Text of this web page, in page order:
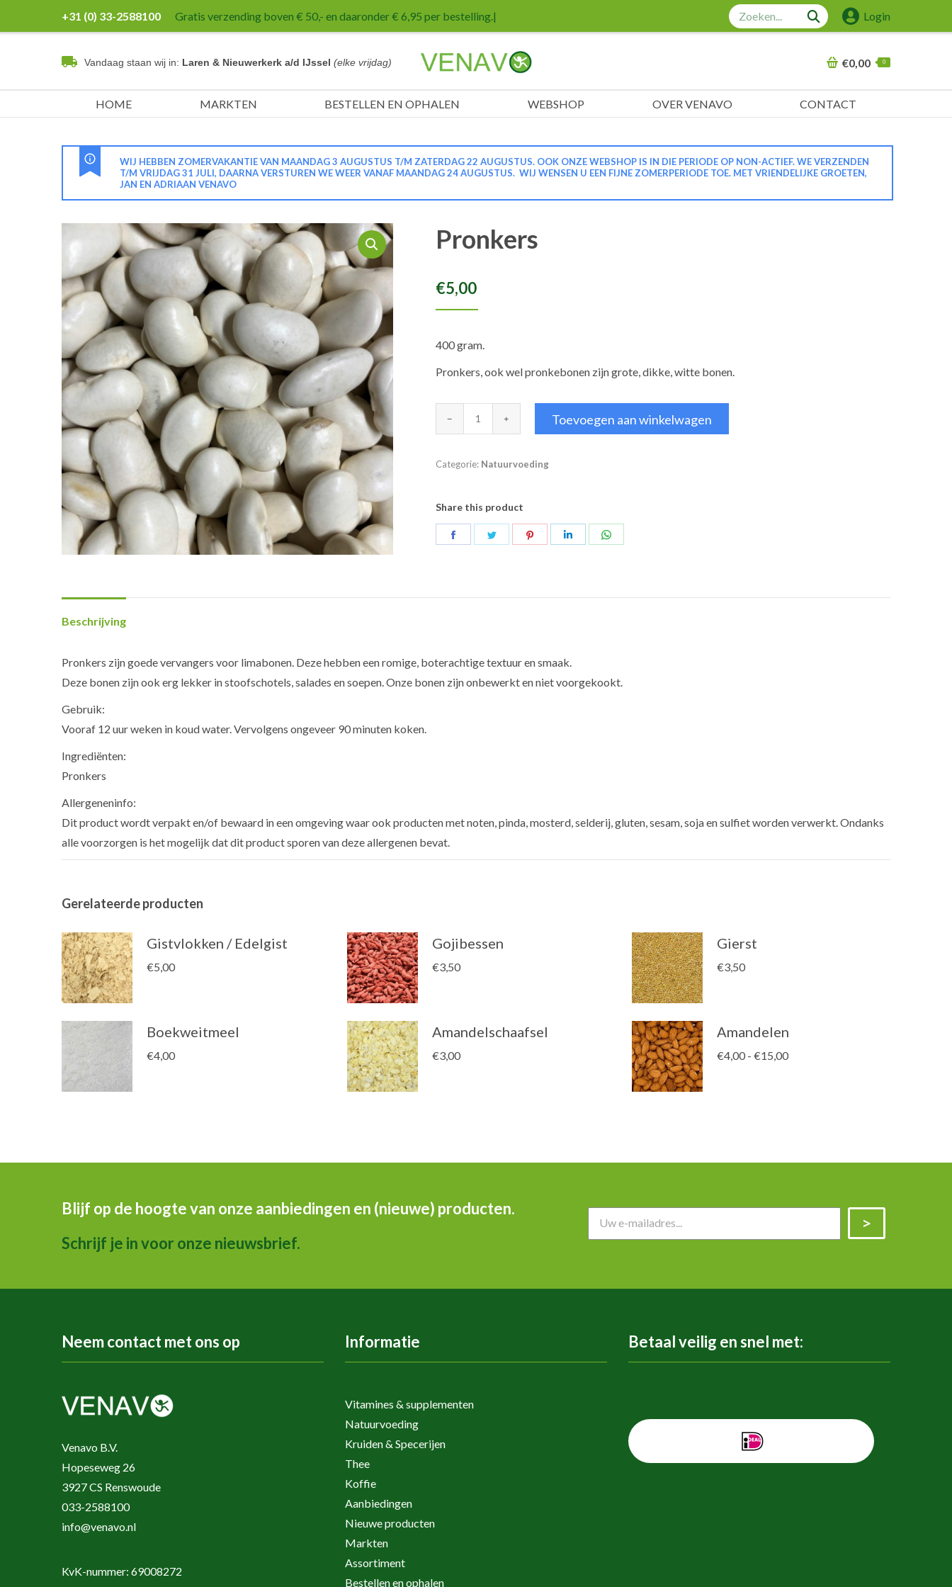
+31 (0) 33-2588100 Gratis verzending boven € 50,- en daaronder € 6,95 per bestelling. | Zoeken: Login
Vandaag staan wij in: Laren & Nieuwerkerk a/d IJssel (elke vrijdag) €0,00 0
HOME MARKTEN BESTELLEN EN OPHALEN WEBSHOP OVER VENAVO CONTACT
WIJ HEBBEN ZOMERVAKANTIE VAN MAANDAG 3 AUGUSTUS T/M ZATERDAG 22 AUGUSTUS. OOK ONZE WEBSHOP IS IN DIE PERIODE OP NON-ACTIEF. WE VERZENDEN
T/M VRIJDAG 31 JULI, DAARNA VERSTUREN WE WEER VANAF MAANDAG 24 AUGUSTUS. WIJ WENSEN U EEN FIJNE ZOMERPERIODE TOE. MET VRIENDELIJKE GROETEN,
JAN EN ADRIAAN VENAVO
Pronkers
€5,00
400 gram.
Pronkers, ook wel pronkebonen zijn grote, dikke, witte bonen.
Pronkers
aantal
Toevoegen aan winkelwagen
Categorie: Natuurvoeding
Share this product
Beschrijving
Pronkers zijn goede vervangers voor limabonen. Deze hebben een romige, boterachtige textuur en smaak.
Deze bonen zijn ook erg lekker in stoofschotels, salades en soepen. Onze bonen zijn onbewerkt en niet voorgekookt.
Gebruik:
Vooraf 12 uur weken in koud water. Vervolgens ongeveer 90 minuten koken.
Ingrediënten:
Pronkers
Allergeneninfo:
Dit product wordt verpakt en/of bewaard in een omgeving waar ook producten met noten, pinda, mosterd, selderij, gluten, sesam, soja en sulfiet worden verwerkt. Ondanks
alle voorzorgen is het mogelijk dat dit product sporen van deze allergenen bevat.
Gerelateerde producten
Gistvlokken / Edelgist
€5,00
Gojibessen
€3,50
Gierst
€3,50
Boekweitmeel
€4,00
Amandelschaafsel
€3,00
Amandelen
€4,00 - €15,00Prijsklasse:
Blijf op de hoogte van onze aanbiedingen en (nieuwe) producten.
Schrijf je in voor onze nieuwsbrief.
Neem contact met ons op
Venavo B.V.
Hopeseweg 26
3927 CS Renswoude
033-2588100
info@venavo.nl
KvK-nummer: 69008272
Informatie
Vitamines & supplementen
Natuurvoeding
Kruiden & Specerijen
Thee
Koffie
Aanbiedingen
Nieuwe producten
Markten
Assortiment
Bestellen en ophalen
Betaal veilig en snel met: